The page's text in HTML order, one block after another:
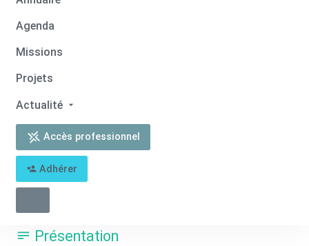
Agenda
Missions
Projets
Actualité
Accès professionnel
Adhérer
EHPAD Olivier Darblade
accueilehpad@cdcaire.org
18 Rue du Général Labat
Présentation